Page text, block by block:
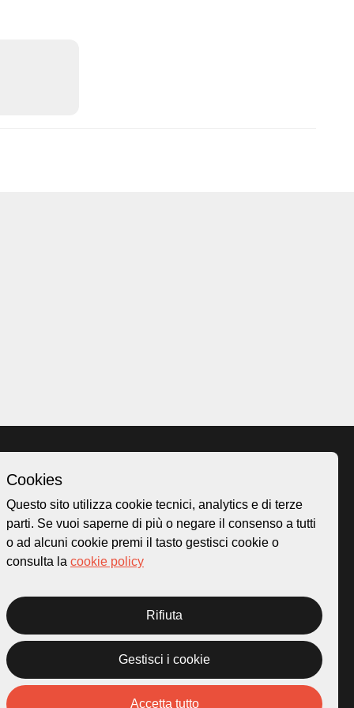
Policy
Homepage
Mappa
Storie
Cookies
Questo sito utilizza cookie tecnici, analytics e di terze
parti. Se vuoi saperne di più o negare il consenso a tutti
o ad alcuni cookie premi il tasto gestisci cookie o
consulta la cookie policy
Rifiuta
Gestisci i cookie
Accetta tutto